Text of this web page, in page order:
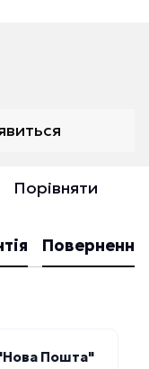
Порівняти
Повернення
Пошта"